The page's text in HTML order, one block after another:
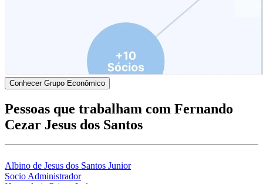
Conhecer Grupo Econômico
Pessoas que trabalham com Fernando
Cezar Jesus dos Santos
Albino de Jesus dos Santos Junior
Socio Administrador